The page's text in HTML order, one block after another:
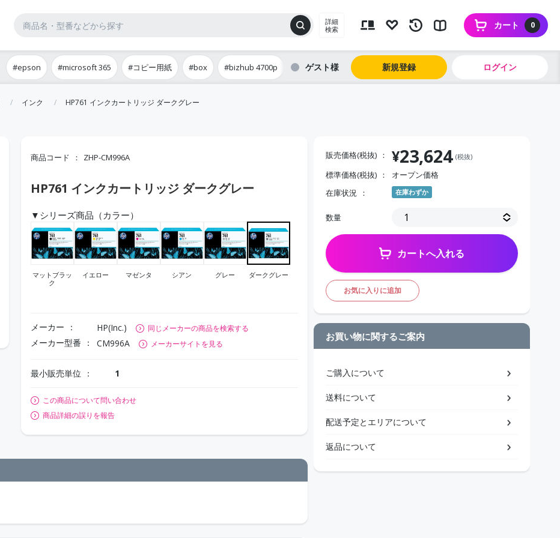
詳細
検索
0
カート
#epson #microsoft 365 #コピー用紙 #box #bizhub 4700p ゲスト 新規登録 ログイン
インク HP761 インクカートリッジ ダークグレー
商品コード ZHP-CM996A
HP761 インクカートリッジ ダークグレー
▼シリーズ商品（カラー）
マットブラッ
ク
イエロー マゼンタ シアン グレー ダークグレー
メーカー HP(Inc.) 同じメーカーの商品を検索する
メーカー型番 CM996A メーカーサイトを見る
最小販売単位 1
この商品について問い合わせ
商品詳細の誤りを報告
販売価格(税抜) ¥23,624 (税抜)
標準価格(税抜)
オープン価格
在庫状況
在庫わずか
数量
カートへ入れる
お気に入りに追加
お買い物に関するご案内
ご購入について
送料について
配送予定とエリアについて
返品について